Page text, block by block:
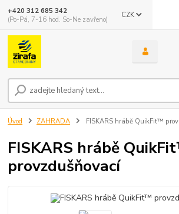
CZK
+420 312 685 342
(Po-Pá, 7-16 hod. So-Ne zavřeno)
Úvod ZAHRADA FISKARS hrábě QuikFit™
FISKARS hrábě
provzdušňovací